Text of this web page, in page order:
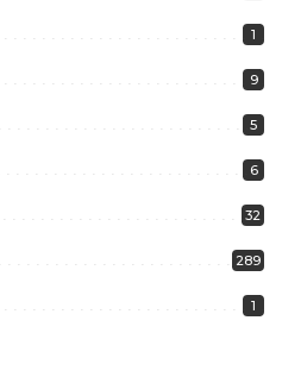
1
9
5
6
32
289
1